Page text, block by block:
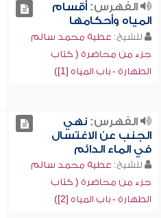
الفهرس:أقسام
المياه وأحكامها
للشيخ: عطية محمد سالم
جزء من محاضرة ( كتاب
الطهارة - باب المياه [1])
الفهرس:نهي
الجنب عن الاغتسال
في الماء الدائم
للشيخ: عطية محمد سالم
جزء من محاضرة ( كتاب
الطهارة - باب المياه [2])